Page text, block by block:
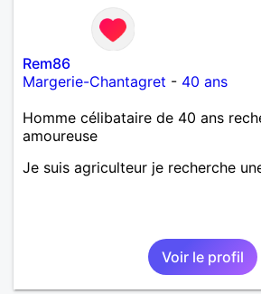
Rem86
Margerie-Chantagret - 40 ans
Homme célibataire de 40 ans
amoureuse
Je suis agriculteur je recherche
Voir le profil